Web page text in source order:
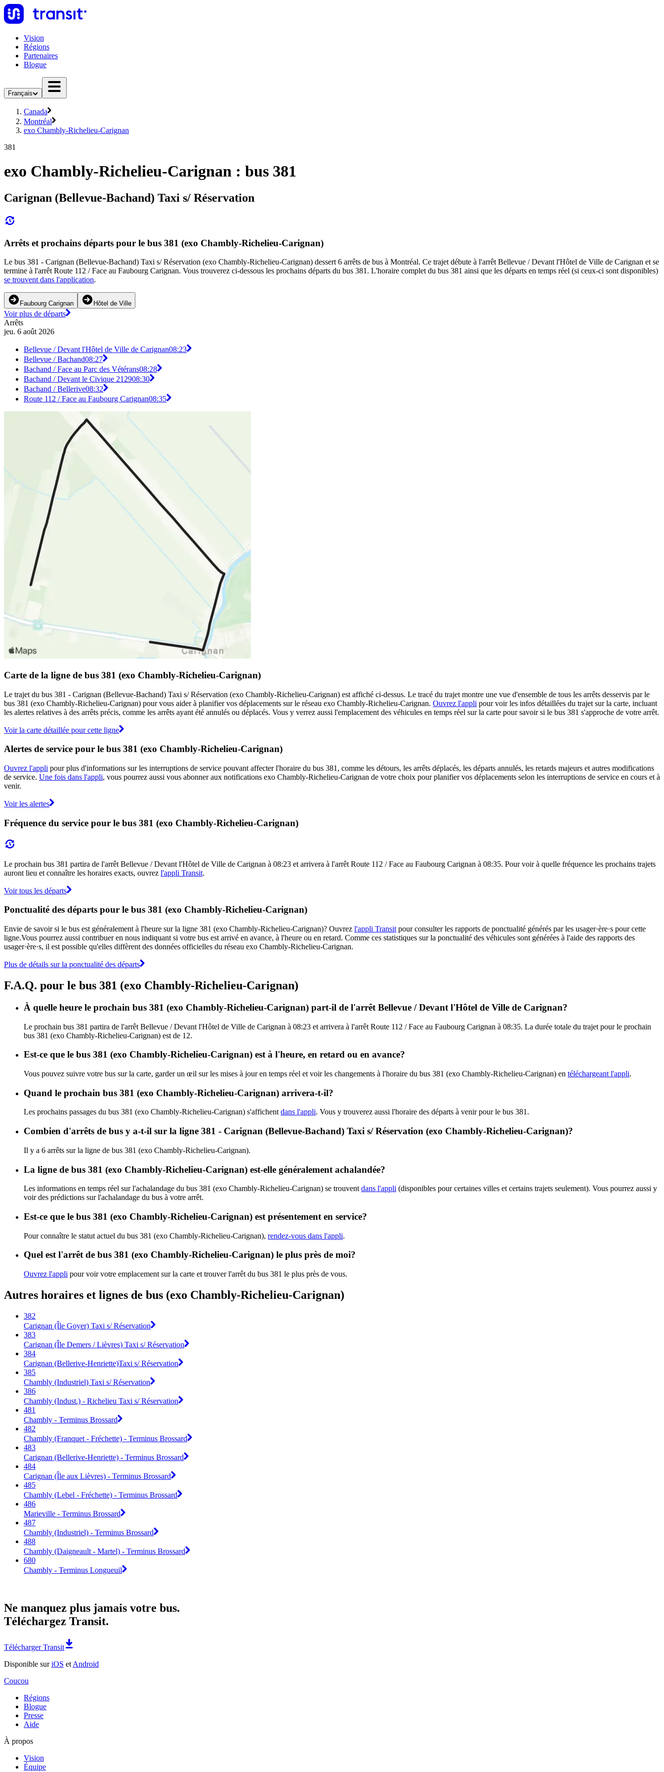
Vision
Régions
Partenaires
Blogue
Français
Canada
Montréal
exo Chambly-Richelieu-Carignan
381
exo Chambly-Richelieu-Carignan : bus 381
Carignan (Bellevue-Bachand) Taxi s/ Réservation
Arrêts et prochains départs pour le bus 381 (exo Chambly-Richelieu-Carignan)
Le bus 381 - Carignan (Bellevue-Bachand) Taxi s/ Réservation (exo Chambly-Richelieu-Carignan) dessert 6 arrêts de bus à Montréal. Ce trajet débute à l'arrêt Bellevue / Devant l'Hôtel de Ville de Carignan et se
termine à l'arrêt Route 112 / Face au Faubourg Carignan. Vous trouverez ci-dessous les prochains départs du bus 381. L'horaire complet du bus 381 ainsi que les départs en temps réel (si ceux-ci sont disponibles)
se trouvent dans l'application.
Faubourg Carignan Hôtel de Ville
Voir plus de départs
Arrêts
jeu. 6 août 2026
Bellevue / Devant l'Hôtel de Ville de Carignan08:23
Bellevue / Bachand08:27
Bachand / Face au Parc des Vétérans08:28
Bachand / Devant le Civique 212908:30
Bachand / Bellerive08:32
Route 112 / Face au Faubourg Carignan08:35
Carte de la ligne de bus 381 (exo Chambly-Richelieu-Carignan)
Le trajet du bus 381 - Carignan (Bellevue-Bachand) Taxi s/ Réservation (exo Chambly-Richelieu-Carignan) est affiché ci-dessus. Le tracé du trajet montre une vue d'ensemble de tous les arrêts desservis par le
bus 381 (exo Chambly-Richelieu-Carignan) pour vous aider à planifier vos déplacements sur le réseau exo Chambly-Richelieu-Carignan. Ouvrez l'appli pour voir les infos détaillées du trajet sur la carte, incluant
les alertes relatives à des arrêts précis, comme les arrêts ayant été annulés ou déplacés. Vous y verrez aussi l'emplacement des véhicules en temps réel sur la carte pour savoir si le bus 381 s'approche de votre arrêt.
Voir la carte détaillée pour cette ligne
Alertes de service pour le bus 381 (exo Chambly-Richelieu-Carignan)
Ouvrez l'appli pour plus d'informations sur les interruptions de service pouvant affecter l'horaire du bus 381, comme les détours, les arrêts déplacés, les départs annulés, les retards majeurs et autres modifications
de service. Une fois dans l'appli, vous pourrez aussi vous abonner aux notifications exo Chambly-Richelieu-Carignan de votre choix pour planifier vos déplacements selon les interruptions de service en cours et à
venir.
Voir les alertes
Fréquence du service pour le bus 381 (exo Chambly-Richelieu-Carignan)
Le prochain bus 381 partira de l'arrêt Bellevue / Devant l'Hôtel de Ville de Carignan à 08:23 et arrivera à l'arrêt Route 112 / Face au Faubourg Carignan à 08:35. Pour voir à quelle fréquence les prochains trajets
auront lieu et connaître les horaires exacts, ouvrez l'appli Transit.
Voir tous les départs
Ponctualité des départs pour le bus 381 (exo Chambly-Richelieu-Carignan)
Envie de savoir si le bus est généralement à l'heure sur la ligne 381 (exo Chambly-Richelieu-Carignan)? Ouvrez l'appli Transit pour consulter les rapports de ponctualité générés par les usager·ère·s pour cette
ligne.Vous pourrez aussi contribuer en nous indiquant si votre bus est arrivé en avance, à l'heure ou en retard. Comme ces statistiques sur la ponctualité des véhicules sont générées à l'aide des rapports des
usager·ère·s, il est possible qu'elles diffèrent des données officielles du réseau exo Chambly-Richelieu-Carignan.
Plus de détails sur la ponctualité des départs
F.A.Q. pour le bus 381 (exo Chambly-Richelieu-Carignan)
À quelle heure le prochain bus 381 (exo Chambly-Richelieu-Carignan) part-il de l'arrêt Bellevue / Devant l'Hôtel de Ville de Carignan?
Le prochain bus 381 partira de l'arrêt Bellevue / Devant l'Hôtel de Ville de Carignan à 08:23 et arrivera à l'arrêt Route 112 / Face au Faubourg Carignan à 08:35. La durée totale du trajet pour le prochain
bus 381 (exo Chambly-Richelieu-Carignan) est de 12.
Est-ce que le bus 381 (exo Chambly-Richelieu-Carignan) est à l'heure, en retard ou en avance?
Vous pouvez suivre votre bus sur la carte, garder un œil sur les mises à jour en temps réel et voir les changements à l'horaire du bus 381 (exo Chambly-Richelieu-Carignan) en téléchargeant l'appli.
Quand le prochain bus 381 (exo Chambly-Richelieu-Carignan) arrivera-t-il?
Les prochains passages du bus 381 (exo Chambly-Richelieu-Carignan) s'affichent dans l'appli. Vous y trouverez aussi l'horaire des départs à venir pour le bus 381.
Combien d'arrêts de bus y a-t-il sur la ligne 381 - Carignan (Bellevue-Bachand) Taxi s/ Réservation (exo Chambly-Richelieu-Carignan)?
Il y a 6 arrêts sur la ligne de bus 381 (exo Chambly-Richelieu-Carignan).
La ligne de bus 381 (exo Chambly-Richelieu-Carignan) est-elle généralement achalandée?
Les informations en temps réel sur l'achalandage du bus 381 (exo Chambly-Richelieu-Carignan) se trouvent dans l'appli (disponibles pour certaines villes et certains trajets seulement). Vous pourrez aussi y
voir des prédictions sur l'achalandage du bus à votre arrêt.
Est-ce que le bus 381 (exo Chambly-Richelieu-Carignan) est présentement en service?
Pour connaître le statut actuel du bus 381 (exo Chambly-Richelieu-Carignan), rendez-vous dans l'appli.
Quel est l'arrêt de bus 381 (exo Chambly-Richelieu-Carignan) le plus près de moi?
Ouvrez l'appli pour voir votre emplacement sur la carte et trouver l'arrêt du bus 381 le plus près de vous.
Autres horaires et lignes de bus (exo Chambly-Richelieu-Carignan)
382
Carignan (Île Goyer) Taxi s/ Réservation
383
Carignan (Île Demers / Lièvres) Taxi s/ Réservation
384
Carignan (Bellerive-Henriette)Taxi s/ Réservation
385
Chambly (Industriel) Taxi s/ Réservation
386
Chambly (Indust.) - Richelieu Taxi s/ Réservation
481
Chambly - Terminus Brossard
482
Chambly (Franquet - Fréchette) - Terminus Brossard
483
Carignan (Bellerive-Henriette) - Terminus Brossard
484
Carignan (Île aux Lièvres) - Terminus Brossard
485
Chambly (Lebel - Fréchette) - Terminus Brossard
486
Marieville - Terminus Brossard
487
Chambly (Industriel) - Terminus Brossard
488
Chambly (Daigneault - Martel) - Terminus Brossard
680
Chambly - Terminus Longueuil
Ne manquez plus jamais votre bus.
Téléchargez Transit.
Télécharger Transit
Disponible suriOS et Android
Coucou
Régions
Blogue
Presse
Aide
À propos
Vision
Équipe